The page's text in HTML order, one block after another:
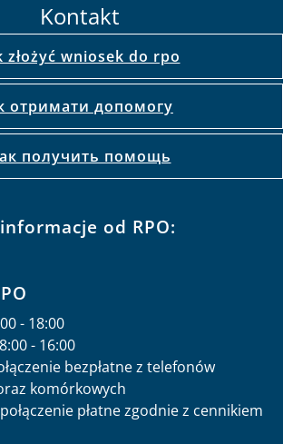
Kontakt
złożyć wniosek do rpo
отримати допомогу
получить помощь
od RPO:
- 18:00
- 16:00
bezpłatne z telefonów
komórkowych
płatne zgodnie z cennikiem